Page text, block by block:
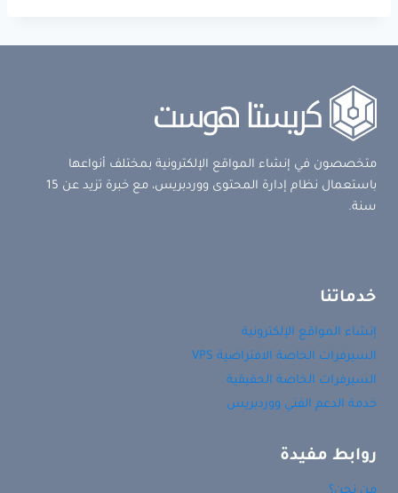
متخصصون في إنشاء المواقع الإلكترونية بمختلف أنواعها
باستعمال نظام إدارة المحتوى ووردبريس، مع خبرة تزيد عن 15
سنة.
خدماتنا
إنشاء المواقع الإلكترونية
السيرفرات الخاصة الافتراضية VPS
السيرفرات الخاصة الحقيقية
خدمة الدعم الفني ووردبريس
روابط مفيدة
من نحن؟